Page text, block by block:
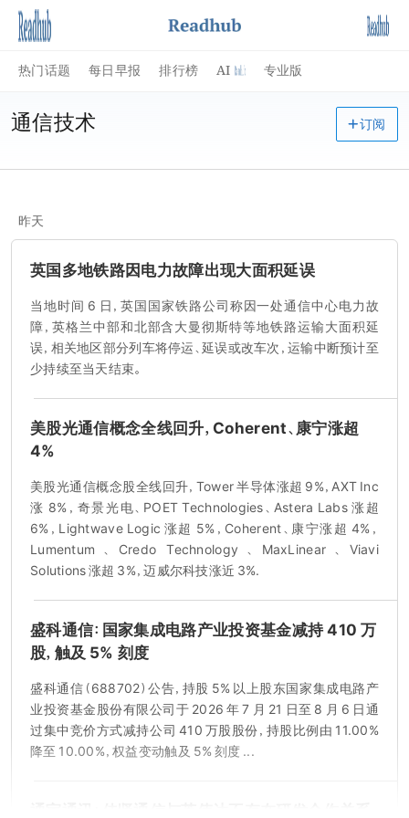
热门话题 每日早报 排行榜 AI 专业版
通信技术 订阅
昨天
英国多地铁路因电力故障出现大面积延误
当地时间 6 日，英国国家铁路公司称因一处通信中心电力故
障，英格兰中部和北部含大曼彻斯特等地铁路运输大面积延
误，相关地区部分列车将停运、延误或改车次，运输中断预计至
少持续至当天结束。
美股光通信概念全线回升，Coherent、康宁涨超
4%
美股光通信概念股全线回升，Tower 半导体涨超 9%，AXT Inc
涨 8%，奇景光电、POET Technologies、Astera Labs 涨超
6%，Lightwave Logic 涨超 5%，Coherent、康宁涨超 4%，
Lumentum、Credo Technology、MaxLinear、Viavi
Solutions 涨超 3%，迈威尔科技涨近 3%.
盛科通信：国家集成电路产业投资基金减持 410 万
股，触及 5% 刻度
盛科通信（688702）公告，持股 5% 以上股东国家集成电路产
业投资基金股份有限公司于 2026 年 7 月 21 日至 8 月 6 日通
过集中竞价方式减持公司 410 万股股份，持股比例由 11.00%
降至 10.00%，权益变动触及 5% 刻度 ...